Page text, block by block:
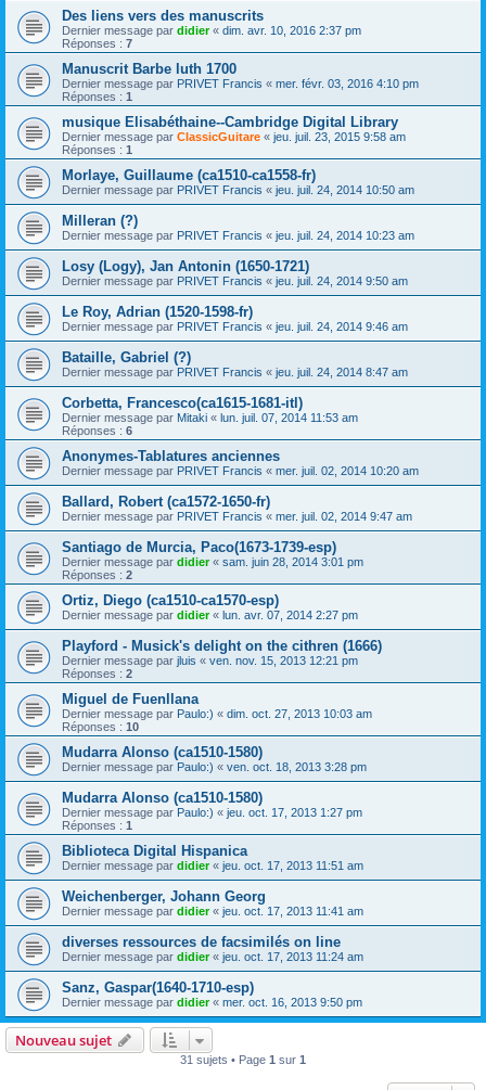
Des liens vers des manuscrits
Dernier message par didier« dim. avr. 10, 2016 2:37 pm
Réponses : 7
Manuscrit Barbe luth 1700
Dernier message par PRIVET Francis « mer. févr. 03, 2016 4:10 pm
Réponses : 1
musique Elisabéthaine--Cambridge Digital Library
Dernier message par ClassicGuitare « jeu. juil. 23, 2015 9:58 am
Réponses : 1
Morlaye, Guillaume (ca1510-ca1558-fr)
Dernier message par PRIVET Francis « jeu. juil. 24, 2014 10:50 am
Milleran (?)
Dernier message par PRIVET Francis « jeu. juil. 24, 2014 10:23 am
Losy (Logy), Jan Antonin (1650-1721)
Dernier message par PRIVET Francis « jeu. juil. 24, 2014 9:50 am
Le Roy, Adrian (1520-1598-fr)
Dernier message par PRIVET Francis « jeu. juil. 24, 2014 9:46 am
Bataille, Gabriel (?)
Dernier message par PRIVET Francis « jeu. juil. 24, 2014 8:47 am
Corbetta, Francesco(ca1615-1681-itl)
Dernier message par Mitaki « lun. juil. 07, 2014 11:53 am
Réponses : 6
Anonymes-Tablatures anciennes
Dernier message par PRIVET Francis « mer. juil. 02, 2014 10:20 am
Ballard, Robert (ca1572-1650-fr)
Dernier message par PRIVET Francis « mer. juil. 02, 2014 9:47 am
Santiago de Murcia, Paco(1673-1739-esp)
Dernier message par didier« sam. juin 28, 2014 3:01 pm
Réponses : 2
Ortiz, Diego (ca1510-ca1570-esp)
Dernier message par didier« lun. avr. 07, 2014 2:27 pm
Playford - Musick's delight on the cithren (1666)
Dernier message par jluis « ven. nov. 15, 2013 12:21 pm
Réponses : 2
Miguel de Fuenllana
Dernier message par Paulo:) « dim. oct. 27, 2013 10:03 am
Réponses : 10
Mudarra Alonso (ca1510-1580)
Dernier message par Paulo:) « ven. oct. 18, 2013 3:28 pm
Mudarra Alonso (ca1510-1580)
Dernier message par Paulo:) « jeu. oct. 17, 2013 1:27 pm
Réponses : 1
Biblioteca Digital Hispanica
Dernier message par didier« jeu. oct. 17, 2013 11:51 am
Weichenberger, Johann Georg
Dernier message par didier« jeu. oct. 17, 2013 11:41 am
diverses ressources de facsimilés on line
Dernier message par didier« jeu. oct. 17, 2013 11:24 am
Sanz, Gaspar(1640-1710-esp)
Dernier message par didier« mer. oct. 16, 2013 9:50 pm
Nouveau sujet
31 sujets • Page 1 sur 1